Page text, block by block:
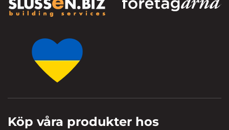
Köp våra produkter hos